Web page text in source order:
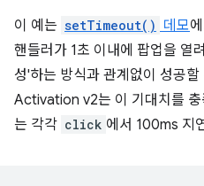
이 예는 setTimeout() 데모
핸들러가 1초 이내에 팝업을 열
성'하는 방식과 관계없이 성공
Activation v2는 이 기대치를 충
는 각각 click 에서 100ms 지